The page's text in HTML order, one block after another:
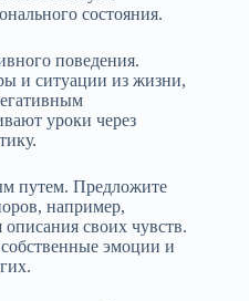
состояния.
поведения.
и ситуации из жизни,
уроки через
путем. Предложите
например,
своих чувств.
эмоции и